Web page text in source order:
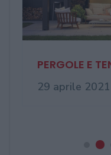
PERGOLE E
29 aprile 2021